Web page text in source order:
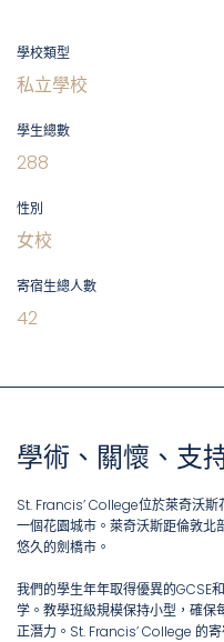
學校類型
私立學校
學生總數
288
性別
女校
寄宿生總人數
42
學術、關懷、支
St. Francis’ College位於萊奇沃
一個花園城市。萊奇沃斯距倫敦
悠久的劍橋市。
我們的學生年年取得優異的GCSE
学。教學班級規模保持小型，確保
正潛力。St. Francis’ College 的